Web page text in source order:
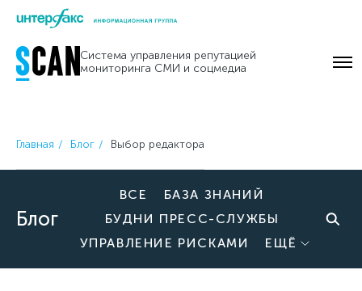
Skip
content
Система управления репутацией
мониторинга СМИ и соцмедиа
Главная Блог Выбор редактора
Блог
ВСЕ
БАЗА ЗНАНИЙ
БУДНИ ПРЕСС-СЛУЖБЫ
УПРАВЛЕНИЕ РИСКАМИ
ЕЩЁ